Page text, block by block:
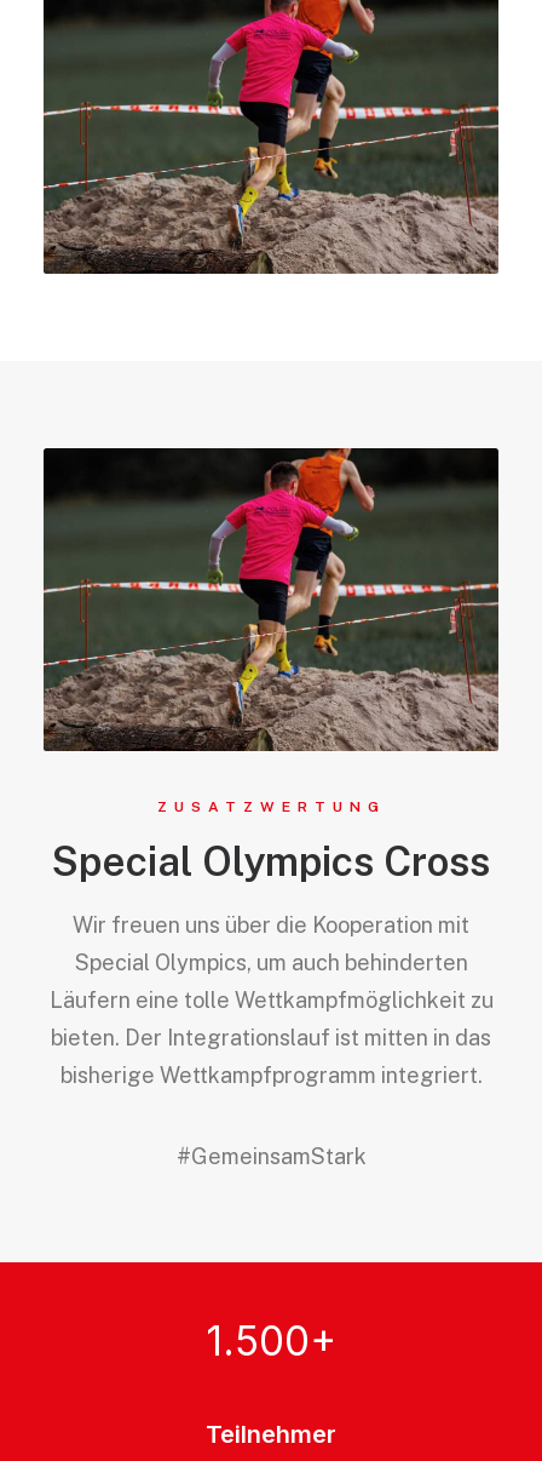
ZUSATZWERTUNG
Special Olympics Cross
Wir freuen uns über die Kooperation mit
Special Olympics, um auch behinderten
Läufern eine tolle Wettkampfmöglichkeit zu
bieten. Der Integrationslauf ist mitten in das
bisherige Wettkampfprogramm integriert.
#GemeinsamStark
1.500+
Teilnehmer